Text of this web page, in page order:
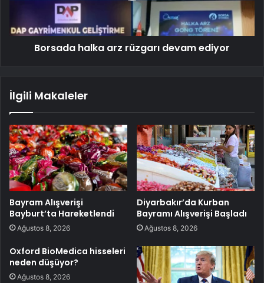
Borsada halka arz rüzgarı devam ediyor
İlgili Makaleler
Bayram Alışverişi
Bayburt’ta Hareketlendi
Ağustos 8, 2026
Diyarbakır’da Kurban
Bayramı Alışverişi Başladı
Ağustos 8, 2026
Oxford BioMedica hisseleri
neden düşüyor?
Ağustos 8, 2026